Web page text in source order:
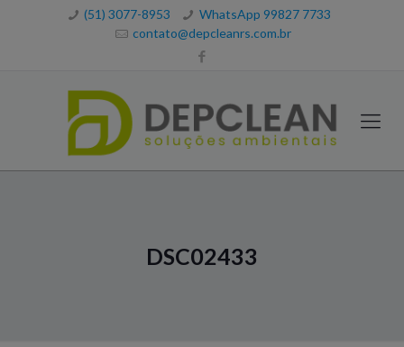
(51) 3077-8953
WhatsApp 99827 7733
contato@depcleanrs.com.br
DSC02433